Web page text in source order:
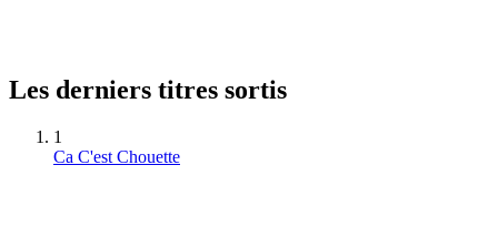
Les derniers titres sortis
1
Ca C'est Chouette